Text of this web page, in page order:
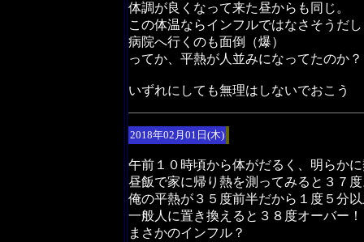
体調が良くなって来た昼からも同じ。
この体温ならインフルではなさそうだし
病院へ行くのも面倒（爆）
ってか、平熱が人並みになってたのか？
いずれにしても無理はしないでおこう
2018年02月01日(木)
午前１０時頃から体がだるく、明らか
昼飯で家に帰り熱を測ってみると３７
俺の平熱が３５度前半だから１度５分
一般人に置き換えると３８度オーバー！
まさかのインフル？